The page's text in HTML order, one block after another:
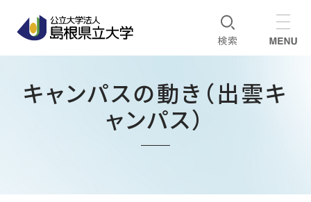
キャンパスの動き（出雲キ
ャンパス）